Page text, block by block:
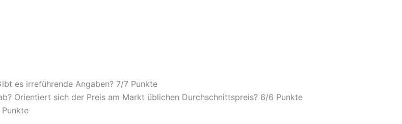
es irreführende Angaben? 7/7 Punkte
Orientiert sich der Preis am Markt üblichen Durchschnittspreis? 6/6 Punkte
Punkte